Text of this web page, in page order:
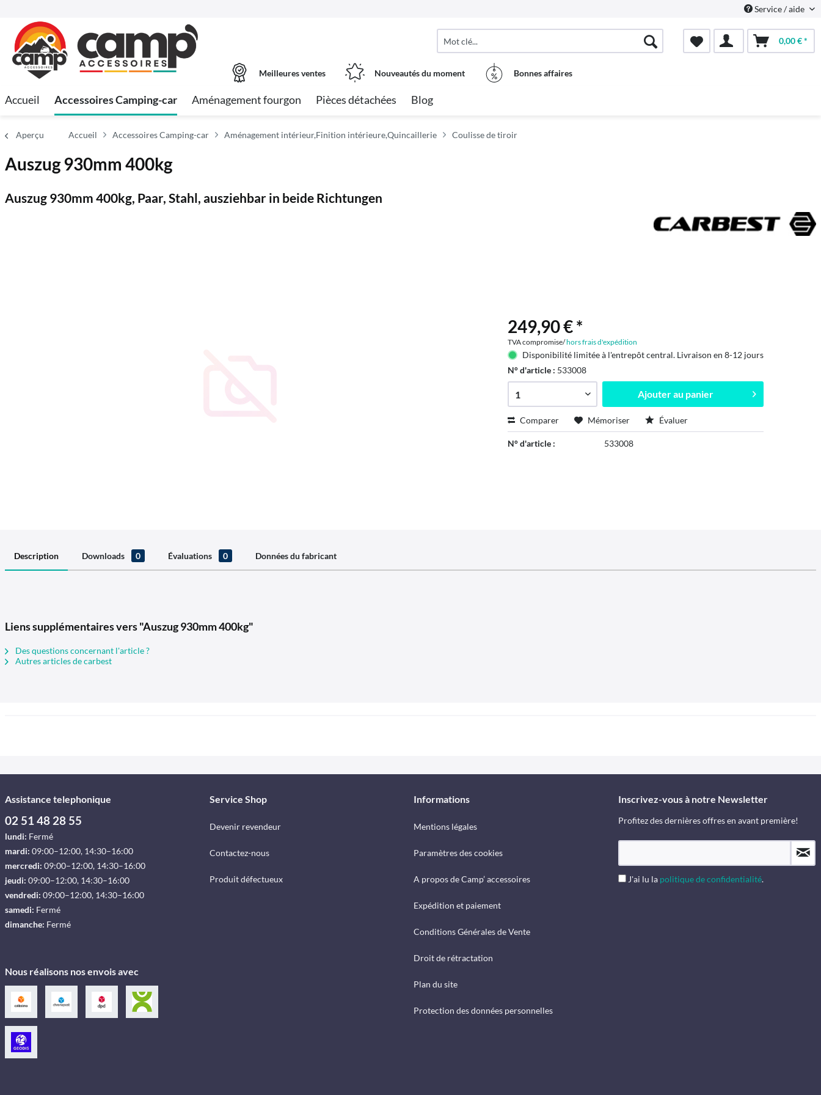
Service / aide
0,00 € *
Meilleures ventes Nouveautés du moment Bonnes affaires
Accueil Accessoires Camping-car Aménagement fourgon Pièces détachées Blog
Aperçu Accueil Accessoires Camping-car Aménagement intérieur,Finition intérieure,Quincaillerie Coulisse de tiroir
Auszug 930mm 400kg
Auszug 930mm 400kg, Paar, Stahl, ausziehbar in beide Richtungen
249,90 € *
TVA compromise/hors frais d'expédition
Disponibilité limitée à l'entrepôt central. Livraison en 8-12 jours
N° d'article : 533008
Ajouter au panier
Comparer Mémoriser Évaluer
N° d'article : 533008
Description Downloads 0 Évaluations 0 Données du fabricant
Liens supplémentaires vers "Auszug 930mm 400kg"
Des questions concernant l'article ?
Autres articles de carbest
Assistance telephonique
02 51 48 28 55
lundi: Fermé
mardi: 09:00–12:00, 14:30–16:00
mercredi: 09:00–12:00, 14:30–16:00
jeudi: 09:00–12:00, 14:30–16:00
vendredi: 09:00–12:00, 14:30–16:00
samedi: Fermé
dimanche: Fermé
Nous réalisons nos envois avec
Service Shop
Devenir revendeur
Contactez-nous
Produit défectueux
Informations
Mentions légales
Paramètres des cookies
A propos de Camp’ accessoires
Expédition et paiement
Conditions Générales de Vente
Droit de rétractation
Plan du site
Protection des données personnelles
Inscrivez-vous à notre Newsletter
Profitez des dernières offres en avant première!
J'ai lu la politique de confidentialité.